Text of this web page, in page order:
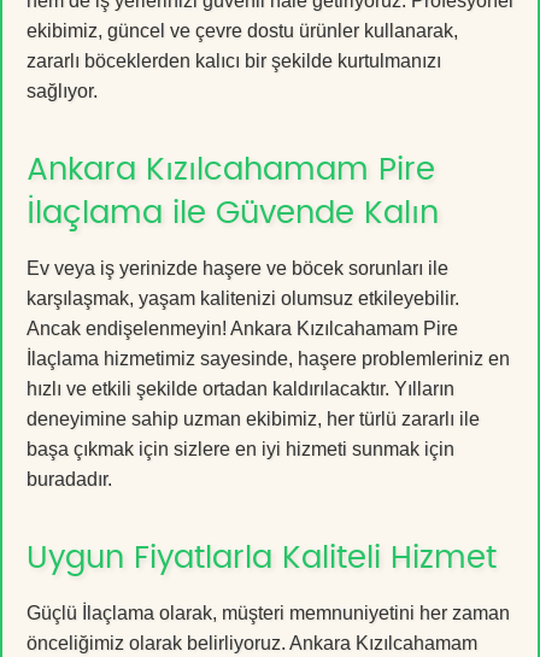
ekibimiz, güncel ve çevre dostu ürünler kullanarak,
zararlı böceklerden kalıcı bir şekilde kurtulmanızı
sağlıyor.
Ankara Kızılcahamam Pire
İlaçlama ile Güvende Kalın
Ev veya iş yerinizde haşere ve böcek sorunları ile
karşılaşmak, yaşam kalitenizi olumsuz etkileyebilir.
Ancak endişelenmeyin! Ankara Kızılcahamam Pire
İlaçlama hizmetimiz sayesinde, haşere problemleriniz en
hızlı ve etkili şekilde ortadan kaldırılacaktır. Yılların
deneyimine sahip uzman ekibimiz, her türlü zararlı ile
başa çıkmak için sizlere en iyi hizmeti sunmak için
buradadır.
Uygun Fiyatlarla Kaliteli Hizmet
Güçlü İlaçlama olarak, müşteri memnuniyetini her zaman
önceliğimiz olarak belirliyoruz. Ankara Kızılcahamam